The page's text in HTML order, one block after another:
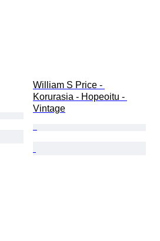
William S Price -
Korurasia - Hopeoitu -
Vintage